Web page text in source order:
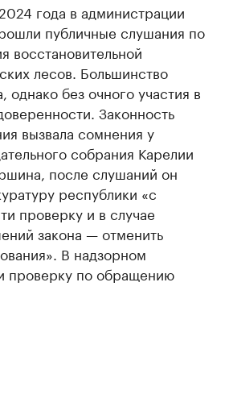
года в администрации
публичные слушания по
восстановительной
лесов. Большинство
однако без очного участия в
Законность
вызвала сомнения у
собрания Карелии
после слушаний он
республики «с
проверку и в случае
закона — отменить
В надзорном
проверку по обращению